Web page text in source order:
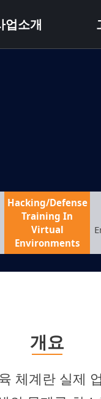
업소개
Hacking/Defense
Training In
Virtual
Environments
개요
체계란 실제